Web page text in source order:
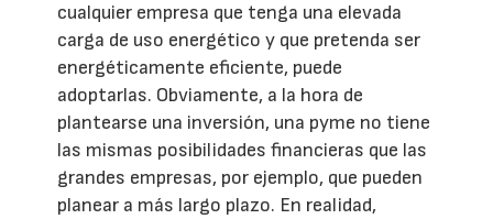
cualquier empresa que tenga una elevada
carga de uso energético y que pretenda ser
energéticamente eficiente, puede
adoptarlas. Obviamente, a la hora de
plantearse una inversión, una pyme no tiene
las mismas posibilidades financieras que las
grandes empresas, por ejemplo, que pueden
planear a más largo plazo. En realidad,